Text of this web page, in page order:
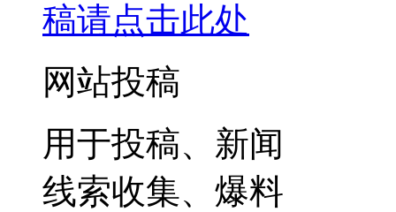
稿请点击此处
网站投稿
用于投稿、新闻
线索收集、爆料